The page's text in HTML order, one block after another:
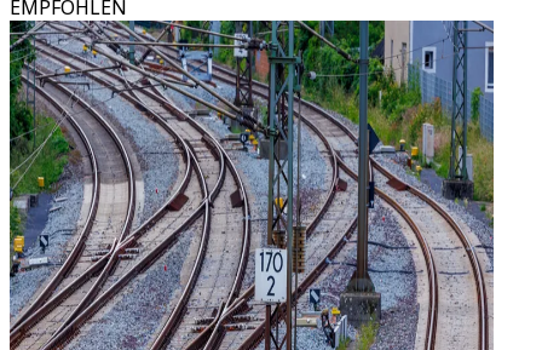
EMPFOHLEN